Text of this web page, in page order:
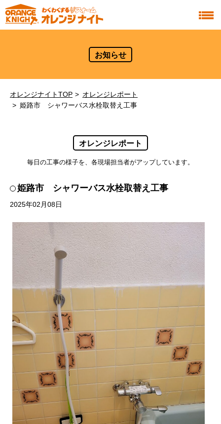
お知らせ
オレンジナイトTOP
オレンジレポート
姫路市 シャワーバス水栓取替え工事
オレンジレポート
毎日の工事の様子を、各現場担当者がアップしています。
姫路市 シャワーバス水栓取替え工事
2025年02月08日